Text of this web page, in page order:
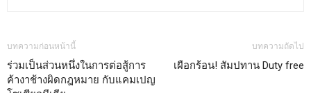
บทความก่อนหน้านี้
ร่วมเป็นส่วนหนึ่งในการต่อสู้การ
ค้างาช้างผิดกฎหมาย กับแคมเปญ
บทความถัดไป
เผือกร้อน! สัมปทาน Duty free